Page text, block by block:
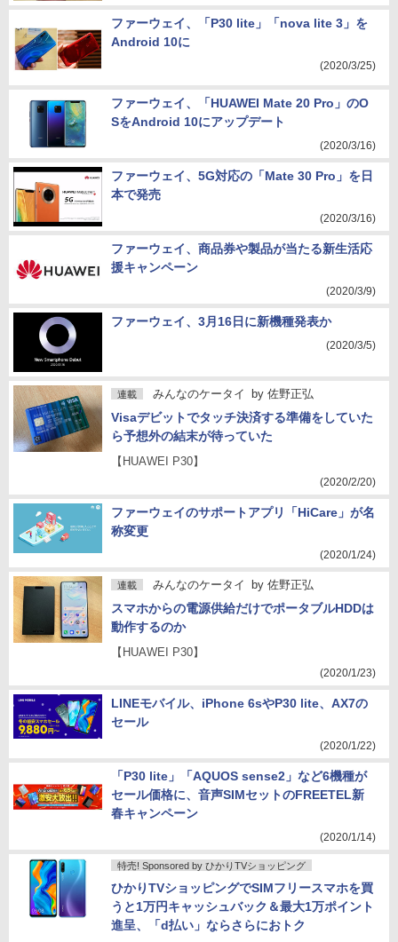
ファーウェイ、「P30 lite」「nova lite 3」を
Android 10に
(2020/3/25)
ファーウェイ、「HUAWEI Mate 20 Pro」のO
SをAndroid 10にアップデート
(2020/3/16)
ファーウェイ、5G対応の「Mate 30 Pro」を日
本で発売
(2020/3/16)
ファーウェイ、商品券や製品が当たる新生活応
援キャンペーン
(2020/3/9)
ファーウェイ、3月16日に新機種発表か
(2020/3/5)
連載 みんなのケータイ by 佐野正弘
Visaデビットでタッチ決済する準備をしていた
ら予想外の結末が待っていた
【HUAWEI P30】
(2020/2/20)
ファーウェイのサポートアプリ「HiCare」が名
称変更
(2020/1/24)
連載 みんなのケータイ by 佐野正弘
スマホからの電源供給だけでポータブルHDDは
動作するのか
【HUAWEI P30】
(2020/1/23)
LINEモバイル、iPhone 6sやP30 lite、AX7の
セール
(2020/1/22)
「P30 lite」「AQUOS sense2」など6機種が
セール価格に、音声SIMセットのFREETEL新
春キャンペーン
(2020/1/14)
特売! Sponsored by ひかりTVショッピング
ひかりTVショッピングでSIMフリースマホを買
うと1万円キャッシュバック＆最大1万ポイント
進呈、「d払い」ならさらにおトク